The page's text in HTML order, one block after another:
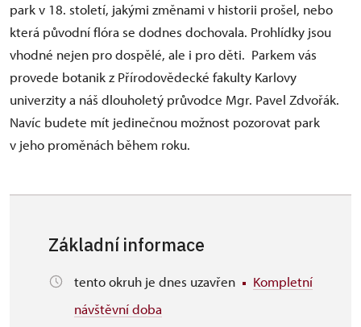
park v 18. století, jakými změnami v historii prošel, nebo
která původní flóra se dodnes dochovala. Prohlídky jsou
vhodné nejen pro dospělé, ale i pro děti. Parkem vás
provede botanik z Přírodovědecké fakulty Karlovy
univerzity a náš dlouholetý průvodce Mgr. Pavel Zdvořák.
Navíc budete mít jedinečnou možnost pozorovat park
v jeho proměnách během roku.
Základní informace
tento okruh je dnes uzavřen
Kompletní
návštěvní doba